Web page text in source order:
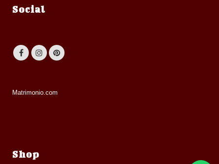
Social
Matrimonio.com
Shop